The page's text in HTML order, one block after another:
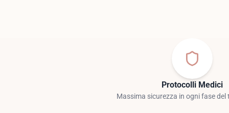
Protocolli Medici
Massima sicurezza in ogni fase